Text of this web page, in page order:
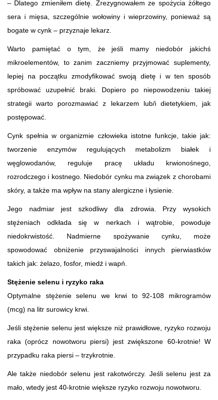
– Dlatego zmieniłem dietę. Zrezygnowałem ze spożycia żółtego
sera i mięsa, szczególnie wołowiny i wieprzowiny, ponieważ są
bogate w cynk – przyznaje lekarz.
Warto pamiętać o tym, że jeśli mamy niedobór jakichś
mikroelementów, to zanim zaczniemy przyjmować suplementy,
lepiej na początku zmodyfikować swoją dietę i w ten sposób
spróbować uzupełnić braki. Dopiero po niepowodzeniu takiej
strategii warto porozmawiać z lekarzem lub/i dietetykiem, jak
postępować.
Cynk spełnia w organizmie człowieka istotne funkcje, takie jak:
tworzenie enzymów regulujących metabolizm białek i
węglowodanów, reguluje pracę układu krwionośnego,
rozrodczego i kostnego. Niedobór cynku ma związek z chorobami
skóry, a także ma wpływ na stany alergiczne i łysienie.
Jego nadmiar jest szkodliwy dla zdrowia. Przy wysokich
stężeniach odkłada się w nerkach i wątrobie, powoduje
niedokrwistość. Nadmierne spożywanie cynku, może
spowodować obniżenie przyswajalności innych pierwiastków
takich jak: żelazo, fosfor, miedź i wapń.
Stężenie selenu i ryzyko raka
Optymalne stężenie selenu we krwi to 92-108 mikrogramów
(mcg) na litr surowicy krwi.
Jeśli stężenie selenu jest większe niż prawidłowe, ryzyko rozwoju
raka (oprócz nowotworu piersi) jest zwiększone 60-krotnie! W
przypadku raka piersi – trzykrotnie.
Ale także niedobór selenu jest rakotwórczy. Jeśli selenu jest za
mało, wtedy jest 40-krotnie większe ryzyko rozwoju nowotworu.